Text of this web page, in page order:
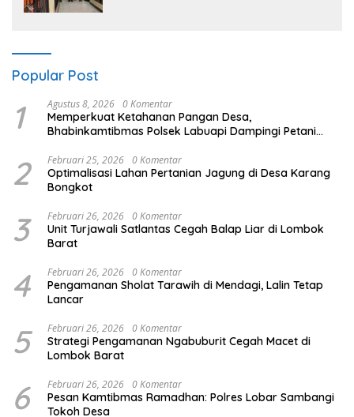
Popular Post
1 Agustus 8, 2026 0 Komentar
Memperkuat Ketahanan Pangan Desa,
Bhabinkamtibmas Polsek Labuapi Dampingi Petani
2 Februari 25, 2026 0 Komentar
Optimalisasi Lahan Pertanian Jagung di Desa Karang
Bongkot
3 Februari 26, 2026 0 Komentar
Unit Turjawali Satlantas Cegah Balap Liar di Lombok
Barat
4 Februari 26, 2026 0 Komentar
Pengamanan Sholat Tarawih di Mendagi, Lalin Tetap
Lancar
5 Februari 26, 2026 0 Komentar
Strategi Pengamanan Ngabuburit Cegah Macet di
Lombok Barat
6 Februari 26, 2026 0 Komentar
Pesan Kamtibmas Ramadhan: Polres Lobar Sambangi
Tokoh Desa